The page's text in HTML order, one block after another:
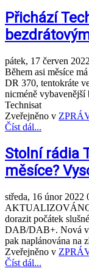
Přichází
pátek, 17 červen
Během asi měsíce
DR 370, tentokráte
nicméně vybavenější
Technisat
Zveřejněno v
Číst dál...
Stolní rádia
měsíce?
středa, 16 únor 2022
AKTUALIZOVÁNO:
dorazit počátek
DAB/DAB+. Nová
pak naplánována na
Zveřejněno v
Číst dál...